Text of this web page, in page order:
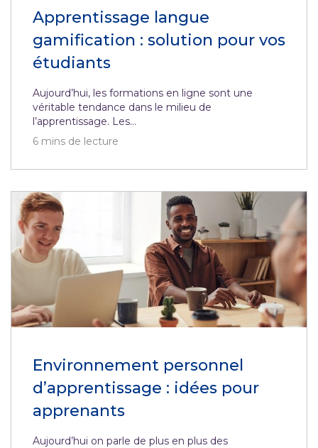
Apprentissage langue
gamification : solution pour vos
étudiants
Aujourd’hui, les formations en ligne sont une
véritable tendance dans le milieu de
l’apprentissage. Les...
6 mins de lecture
Environnement personnel
d’apprentissage : idées pour
apprenants
Aujourd’hui on parle de plus en plus des